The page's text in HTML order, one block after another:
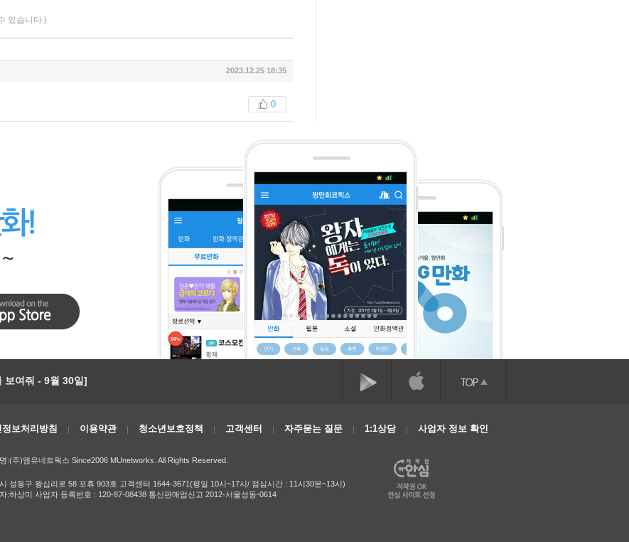
있습니다.)
2023.12.25 18:35
0
보여줘 - 9월 30일]
보처리방침 이용약관 청소년보호정책 고객센터 자주묻는 질문 1:1상담 사업자 정보 확인
:(주)엠유네트웍스 Since2006 MUnetworks. All Rights Reserved.
성동구 왕십리로 58 포휴 903호 고객센터 1644-3671(평일 10시~17시/ 점심시간 : 11시30분~13시)
:하상미 사업자 등록번호 : 120-87-08438 통신판매업신고 2012-서울성동-0614